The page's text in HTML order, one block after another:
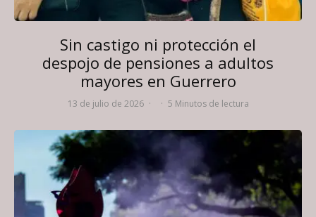
Sin castigo ni protección el
despojo de pensiones a adultos
mayores en Guerrero
13 de julio de 2026 · · 5 Minutos de lectura